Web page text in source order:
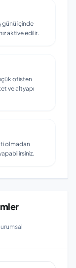
günü içinde
aktive edilir.
ofisten
ve altyapı
olmadan